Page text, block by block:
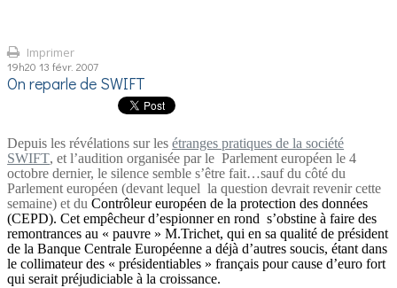
Imprimer
19h20 13 févr. 2007
On reparle de SWIFT
Depuis les révélations sur lesétranges pratiques de la société
SWIFT, et l’audition organisée par le Parlement européen le 4
octobre dernier, le silence semble s’être fait…sauf du côté du
Parlement européen (devant lequel la question devrait revenir cette
semaine) et duContrôleur européen de la protection des données
(CEPD). Cet empêcheur d’espionner en rond s’obstine à faire des
remontrances au « pauvre » M.Trichet, qui en sa qualité de président
de la Banque Centrale Européenne a déjà d’autres soucis, étant dans
le collimateur des « présidentiables » français pour cause d’euro fort
qui serait préjudiciable à la croissance.